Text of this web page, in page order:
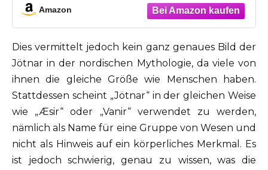
Amazon
Dies vermittelt jedoch kein ganz genaues Bild der
Jötnar in der nordischen Mythologie, da viele von
ihnen die gleiche Größe wie Menschen haben.
Stattdessen scheint „Jötnar“ in der gleichen Weise
wie „Æsir“ oder „Vanir“ verwendet zu werden,
nämlich als Name für eine Gruppe von Wesen und
nicht als Hinweis auf ein körperliches Merkmal. Es
ist jedoch schwierig, genau zu wissen, was die